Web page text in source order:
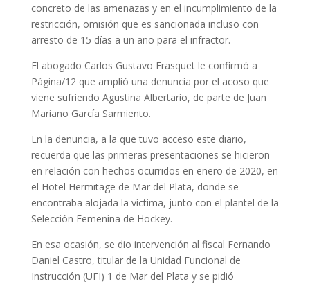
concreto de las amenazas y en el incumplimiento de la
restricción, omisión que es sancionada incluso con
arresto de 15 días a un año para el infractor.
El abogado Carlos Gustavo Frasquet le confirmó a
Página/12 que amplió una denuncia por el acoso que
viene sufriendo Agustina Albertario, de parte de Juan
Mariano García Sarmiento.
En la denuncia, a la que tuvo acceso este diario,
recuerda que las primeras presentaciones se hicieron
en relación con hechos ocurridos en enero de 2020, en
el Hotel Hermitage de Mar del Plata, donde se
encontraba alojada la víctima, junto con el plantel de la
Selección Femenina de Hockey.
En esa ocasión, se dio intervención al fiscal Fernando
Daniel Castro, titular de la Unidad Funcional de
Instrucción (UFI) 1 de Mar del Plata y se pidió